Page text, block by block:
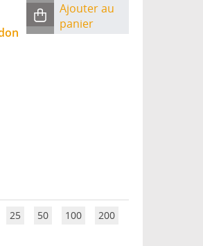
Ajouter au
panier
25 50 100 200